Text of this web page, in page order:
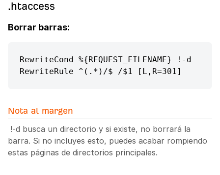
.htaccess
Borrar barras:
RewriteCond %{REQUEST_FILENAME} !-d
RewriteRule ^(.*)/$ /$1 [L,R=301]
Nota al margen
!-d busca un directorio y si existe, no borrará la
barra. Si no incluyes esto, puedes acabar rompiendo
estas páginas de directorios principales.